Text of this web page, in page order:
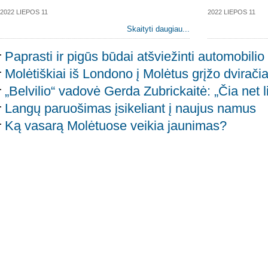
2022 LIEPOS 11
Skaityti daugiau...
2022 LIEPOS 11
Paprasti ir pigūs būdai atšviežinti automobilio
Molėtiškiai iš Londono į Molėtus grįžo
„Belvilio“ vadovė Gerda Zubrickaitė: „Čia net
Langų paruošimas įsikeliant į naujus namus
Ką vasarą Molėtuose veikia jaunimas?